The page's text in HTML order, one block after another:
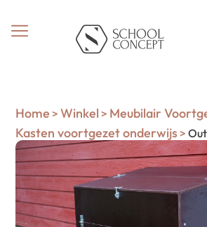
Home > Winkel > Meubilair
Kasten voortgezet onderwijs>